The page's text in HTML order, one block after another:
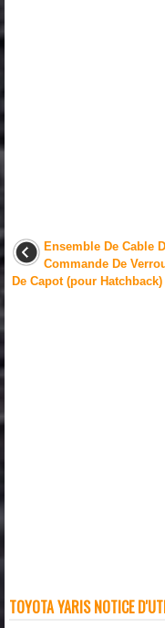
Ensemble De Cable
Commande De
De Capot (pour Hatchback)
TOYOTA YARIS NOTICE